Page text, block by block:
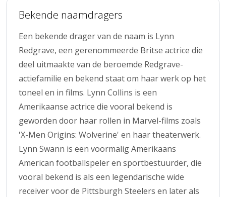
Bekende naamdragers
Een bekende drager van de naam is Lynn
Redgrave, een gerenommeerde Britse actrice die
deel uitmaakte van de beroemde Redgrave-
actiefamilie en bekend staat om haar werk op het
toneel en in films. Lynn Collins is een
Amerikaanse actrice die vooral bekend is
geworden door haar rollen in Marvel-films zoals
'X-Men Origins: Wolverine' en haar theaterwerk.
Lynn Swann is een voormalig Amerikaans
American footballspeler en sportbestuurder, die
vooral bekend is als een legendarische wide
receiver voor de Pittsburgh Steelers en later als